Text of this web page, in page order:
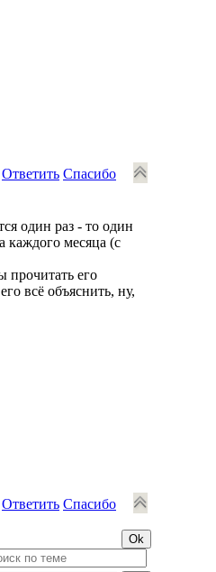
Ответить Спасибо
один раз - то один
каждого месяца (с
его
всё объяснить, ну,
Ответить Спасибо